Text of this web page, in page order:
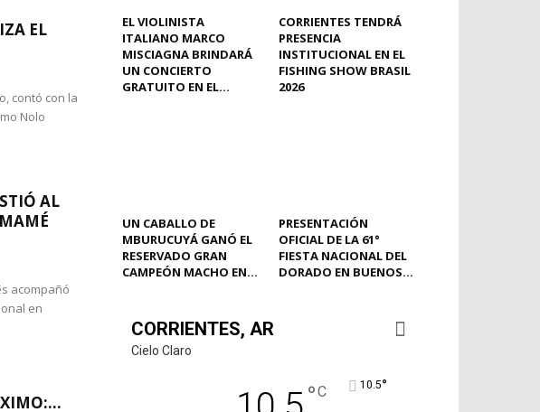
EL
contó con la
Nolo
AL
acompañó
en
EL VIOLINISTA
ITALIANO MARCO
MISCIAGNA BRINDARÁ
UN CONCIERTO
GRATUITO EN EL...
CORRIENTES TENDRÁ
PRESENCIA
INSTITUCIONAL EN EL
FISHING SHOW BRASIL
2026
UN CABALLO DE
MBURUCUYÁ GANÓ EL
RESERVADO GRAN
CAMPEÓN MACHO EN...
PRESENTACIÓN
OFICIAL DE LA 61°
FIESTA NACIONAL DEL
DORADO EN BUENOS...
CORRIENTES, AR
Cielo Claro
°C 10.5°